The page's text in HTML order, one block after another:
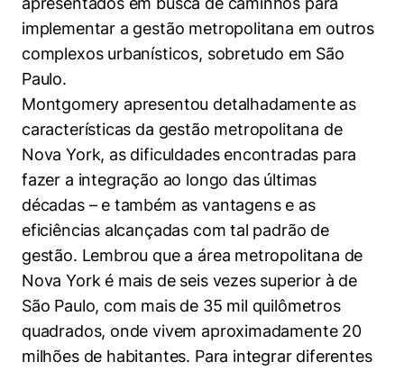
implementar a gestão metropolitana em outros
complexos urbanísticos, sobretudo em São
Paulo.
Montgomery apresentou detalhadamente as
características da gestão metropolitana de
Nova York, as dificuldades encontradas para
fazer a integração ao longo das últimas
décadas – e também as vantagens e as
eficiências alcançadas com tal padrão de
gestão. Lembrou que a área metropolitana de
Nova York é mais de seis vezes superior à de
São Paulo, com mais de 35 mil quilômetros
quadrados, onde vivem aproximadamente 20
milhões de habitantes. Para integrar diferentes